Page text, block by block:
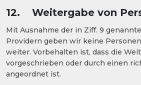
12. Weitergabe von
Mit Ausnahme der in Ziff. 9
Providern geben wir keine
weiter. Vorbehalten ist, dass die
vorgeschrieben oder durch einen
angeordnet ist.